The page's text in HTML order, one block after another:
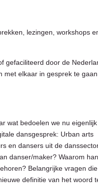
lezingen, workshops
gefaciliteerd door de
met elkaar in gesprek te
wat bedoelen we nu
dansgesprek: Urban arts
en dansers uit de
danser/maker? Waarom
Belangrijke vragen
definitie van het woord